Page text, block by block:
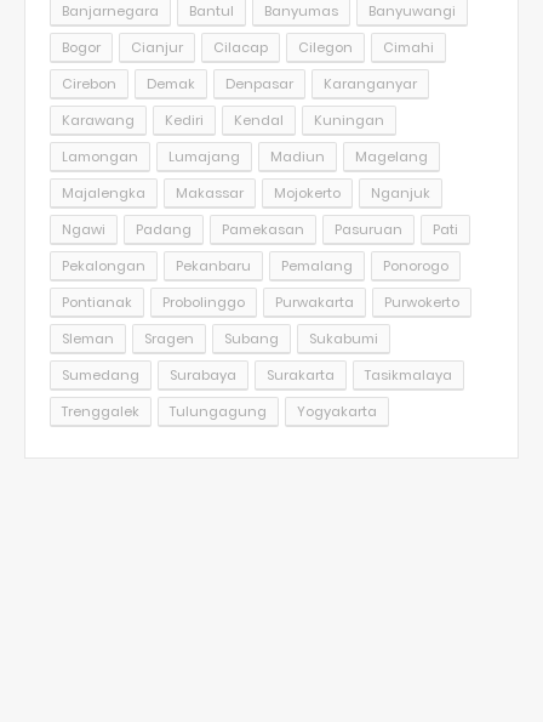
Banjarnegara
Bantul Banyumas
Banyuwangi
Bogor
Cianjur Cilacap Cilegon
Cimahi
Cirebon
Demak Denpasar
Karanganyar
Karawang
Kediri Kendal
Kuningan
Lamongan
Lumajang Madiun
Magelang
Majalengka
Makassar Mojokerto
Nganjuk
Ngawi
Padang Pamekasan Pasuruan
Pati
Pekalongan
Pekanbaru Pemalang
Ponorogo
Pontianak
Probolinggo Purwakarta
Purwokerto
Sleman
Sragen Subang
Sukabumi
Sumedang
Surabaya Surakarta
Tasikmalaya
Trenggalek
Tulungagung Yogyakarta